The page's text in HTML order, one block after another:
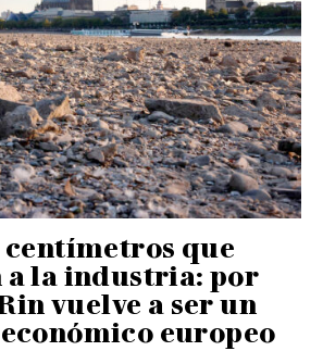
que
a la industria: por
vuelve a ser un
europeo